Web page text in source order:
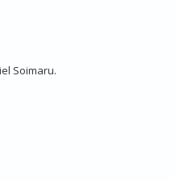
Soimaru.